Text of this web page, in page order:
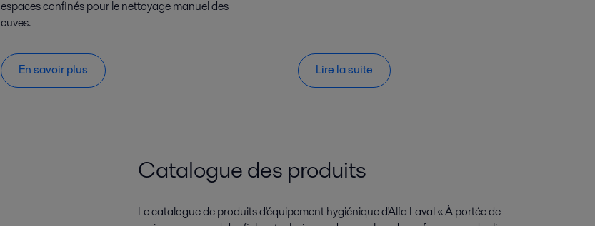
espaces confinés pour le nettoyage manuel des
cuves.
En savoir plus Lire la suite
Catalogue des produits
Le catalogue de produits d'équipement hygiénique d'Alfa Laval « À portée de